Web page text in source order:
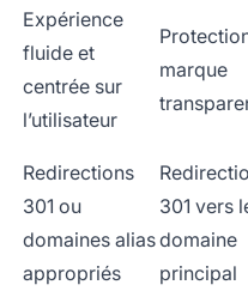
Expérience
fluide et
centrée sur
l’utilisateur
marque
Redirections
301 ou
domaines alias
appropriés
301 vers
domaine
principal